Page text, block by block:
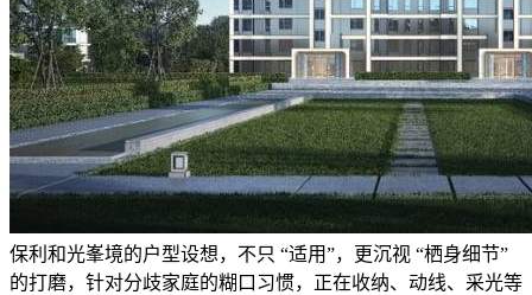
保利和光峯境的户型设想，不只 “适用”，更沉视 “栖身细节”
的打磨，针对分歧家庭的糊口习惯，正在收纳、动线、采光等